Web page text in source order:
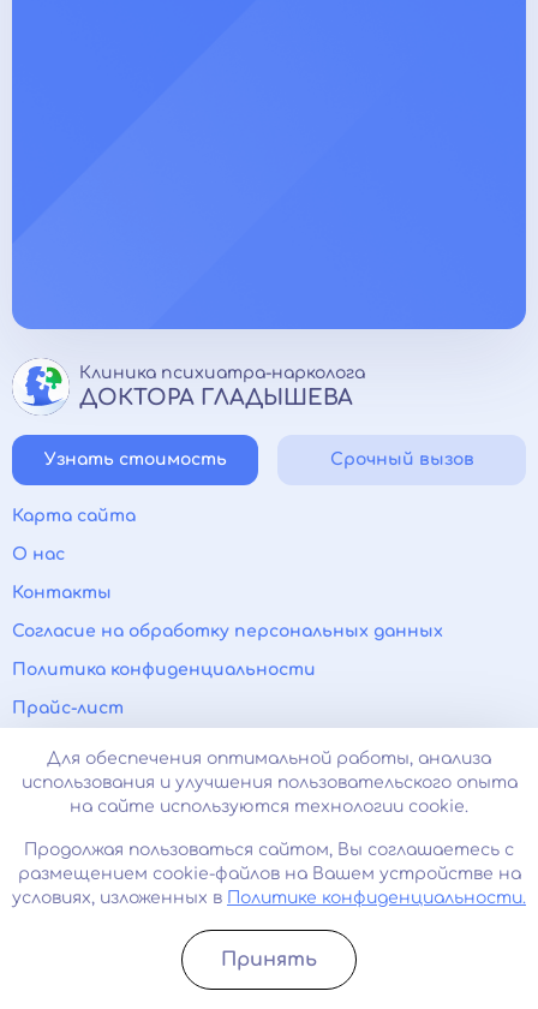
Клиника психиатра-нарколога
ДОКТОРА ГЛАДЫШЕВА
Узнать стоимость Срочный вызов
Карта сайта
О нас
Контакты
Согласие на обработку персональных данных
Политика конфиденциальности
Прайс-лист
Лицензии и сертификаты
Психиатр на дом
Паранойя
Панические атаки
Прокапаться от алкоголя
Записатьcя
Для обеспечения оптимальной работы, анализа
использования и улучшения пользовательского опыта
на сайте используются технологии cookie.
Продолжая пользоваться сайтом, Вы соглашаетесь с
размещением cookie-файлов на Вашем устройстве на
условиях, изложенных в
Политике конфиденциальности.
Принять